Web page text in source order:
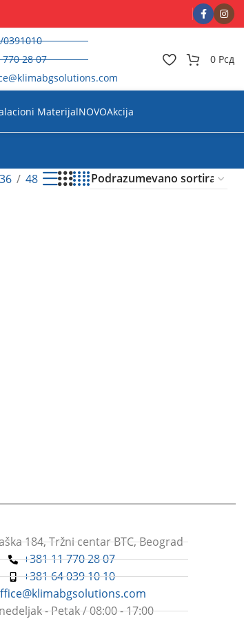
0391010
770 28 07
0 Рсд
MaterijalNOVOAkcija
36 48
184, Tržni centar BTC, Beograd
+381 11 770 28 07
+381 64 039 10 10
- Petak / 08:00 - 17:00